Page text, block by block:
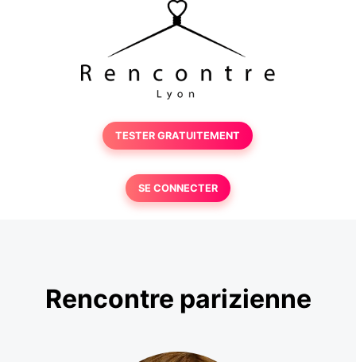
TESTER GRATUITEMENT
SE CONNECTER
Rencontre parizienne